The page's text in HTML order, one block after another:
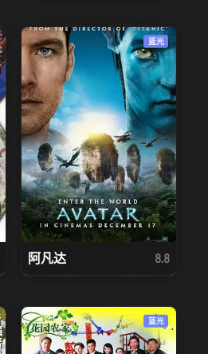
蓝光
阿凡达 8.8
蓝光